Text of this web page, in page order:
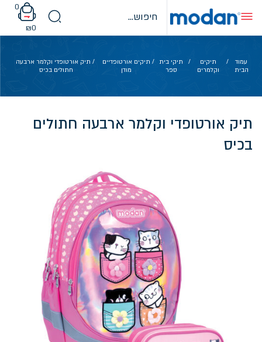
content
0
₪0
עמוד
הבית
/
תיקים
וקלמרים
/
תיקי בית
ספר
/ תיקים אורטופדיים
מודן
/ תיק אורטופדי וקלמר ארבעה
חתולים בכיס
תיק אורטופדי וקלמר ארבעה חתולים
בכיס